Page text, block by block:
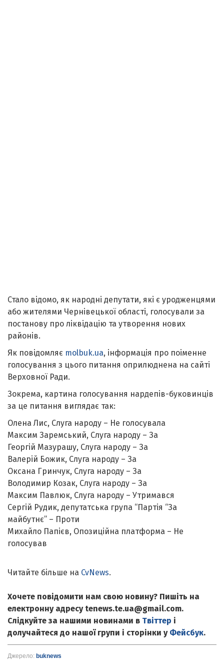
Стало відомо, як народні депутати, які є уродженцями
або жителями Чернівецької області, голосували за
постанову про ліквідацію та утворення нових
районів.
Як повідомляє molbuk.ua, інформація про поіменне
голосування з цього питання оприлюднена на сайті
Верховної Ради.
Зокрема, картина голосування нардепів-буковинців
за це питання виглядає так:
Олена Лис, Слуга народу – Не голосувала
Максим Заремський, Слуга народу – За
Георгій Мазурашу, Слуга народу – За
Валерій Божик, Слуга народу – За
Оксана Гринчук, Слуга народу – За
Володимир Козак, Слуга народу – За
Максим Павлюк, Слуга народу – Утримався
Сергій Рудик, депутатська група “Партія “За
майбутнє” – Проти
Михайло Папієв, Опозиційна платформа – Не
голосував
Читайте більше на CvNews.
Хочете повідомити нам свою новину? Пишіть на
електронну адресу tenews.te.ua@gmail.com.
Слідкуйте за нашими новинами в Твіттер і
долучайтеся до нашої групи і сторінки у Фейсбук.
Джерело: buknews